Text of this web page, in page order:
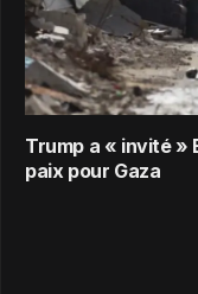
Trump a « invité »
paix pour Gaza